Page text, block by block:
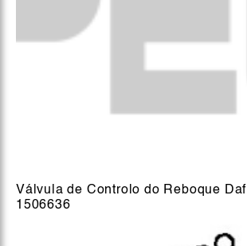
Válvula de Controlo do Reboque Daf
1506636